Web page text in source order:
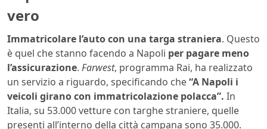
vero
Immatricolare l’auto con una targa straniera. Questo
è quel che stanno facendo a Napoli per pagare meno
l’assicurazione. Farwest, programma Rai, ha realizzato
un servizio a riguardo, specificando che“A Napoli i
veicoli girano con immatricolazione polacca”. In
Italia, su 53.000 vetture con targhe straniere, quelle
presenti all’interno della città campana sono 35.000.